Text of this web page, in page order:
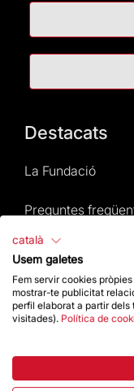
Destacats
La Fundació
Preguntes
Atenció al Visitant
Normativa i
Notícies i
català
Usem galetes
Fem servir cookies
mostrar-te publicitat
perfil elaborat a partir dels
visitades). Política de